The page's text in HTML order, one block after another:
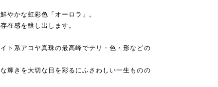
やかな虹彩色「オーロラ」。
在感を醸し出します。
ト系アコヤ真珠の最高峰でテリ・色・形などの
輝きを大切な日を彩るにふさわしい一生ものの